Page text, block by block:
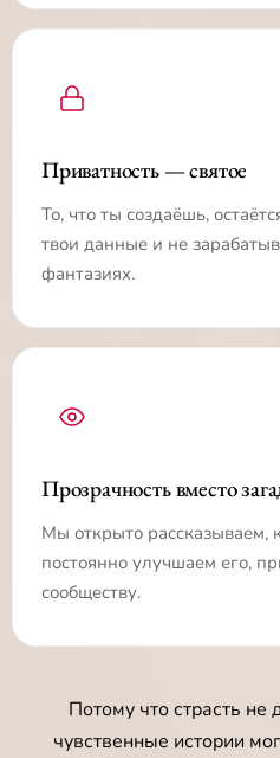
Приватность — святое
То, что ты создаёшь,
твои данные и не
фантазиях.
Прозрачность вместо
Мы открыто рассказываем,
постоянно улучшаем его,
сообществу.
Потому что страсть не
чувственные истории